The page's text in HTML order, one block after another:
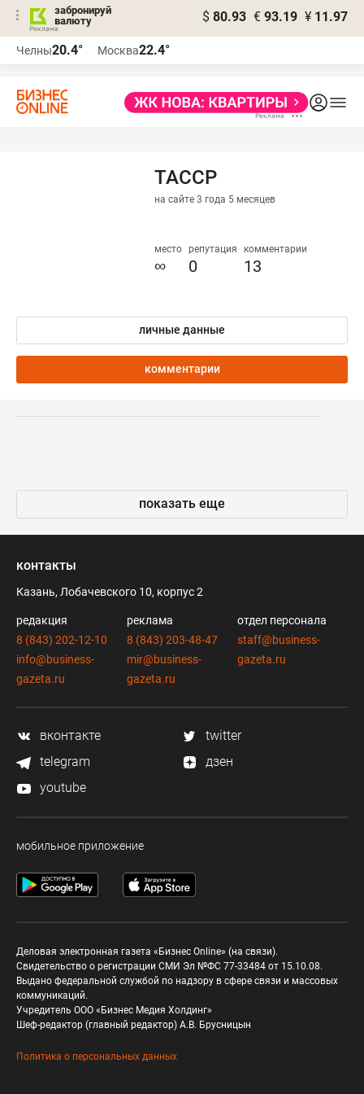
забронируй
валюту
$ 80.93 € 93.19 ¥ 11.97
Челны20.4° Москва22.4°
ТАССР
на сайте 3 года 5 месяцев
место
∞
репутация
0
комментарии
13
личные данные
комментарии
показать еще
контакты
Казань, Лобачевского 10, корпус 2
редакция
8 (843) 202-12-10
info@business-
gazeta.ru
реклама
8 (843) 203-48-47
mir@business-
gazeta.ru
отдел персонала
staff@business-
gazeta.ru
вконтакте
twitter
telegram
дзен
youtube
мобильное приложение
Деловая электронная газета «Бизнес Online» (на связи).
Свидетельство о регистрации СМИ Эл №ФС 77-33484 от 15.10.08.
Выдано федеральной службой по надзору в сфере связи и массовых
коммуникаций.
Учредитель ООО «Бизнес Медия Холдинг»
Шеф-редактор (главный редактор) А.В. Брусницын
Политика о персональных данных